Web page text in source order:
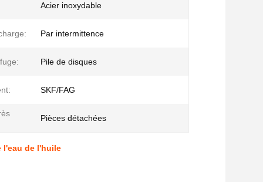
Acier inoxydable
Par intermittence
Pile de disques
SKF/FAG
Pièces détachées
l'eau de l'huile